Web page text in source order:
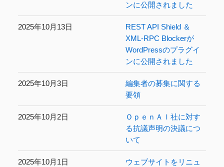
ンに公開されました
2025年10月13日
REST API Shield ＆
XML-RPC Blockerが
WordPressのプラグイ
ンに公開されました
2025年10月3日
編集者の募集に関する
要領
2025年10月2日
ＯｐｅｎＡＩ社に対す
る抗議声明の決議につ
いて
2025年10月1日
ウェブサイトをリニュ